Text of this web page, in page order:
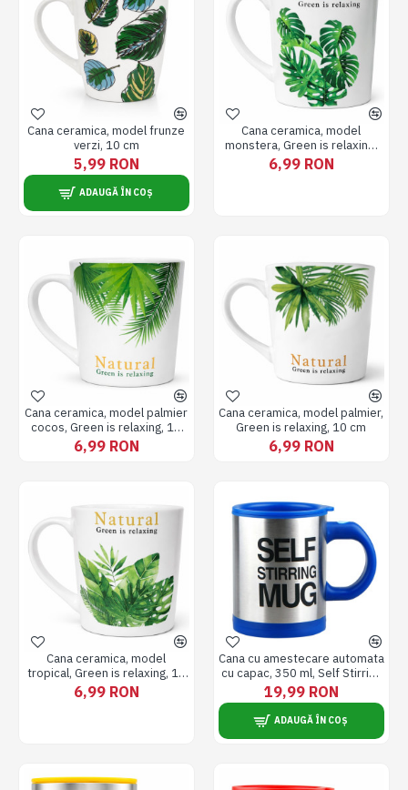
Cana ceramica, model frunze
verzi, 10 cm
5,99 RON
ADAUGĂ ÎN COȘ
Cana ceramica, model
monstera, Green is relaxing,
10 cm
6,99 RON
Cana ceramica, model palmier
cocos, Green is relaxing, 10
cm
6,99 RON
Cana ceramica, model palmier,
Green is relaxing, 10 cm
6,99 RON
Cana ceramica, model
tropical, Green is relaxing, 10
cm
6,99 RON
Cana cu amestecare automata
cu capac, 350 ml, Self Stirring
Mug, diametru 9 cm, albastra
19,99 RON
ADAUGĂ ÎN COȘ